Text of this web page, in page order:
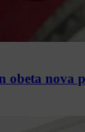
obeta nova